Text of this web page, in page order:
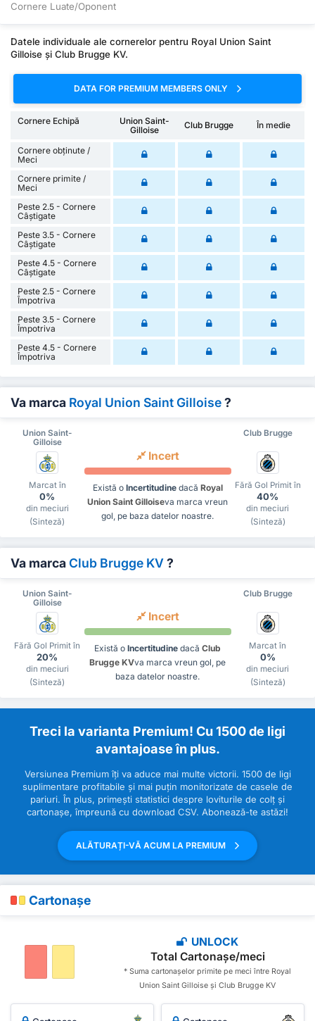
Cornere Luate/Oponent
Datele individuale ale cornerelor pentru Royal Union Saint
Gilloise și Club Brugge KV.
DATA FOR PREMIUM MEMBERS ONLY
Cornere Echipă
Union Saint-
Gilloise
Club Brugge În medie
Cornere obținute /
Meci
Cornere primite /
Meci
Peste 2.5 - Cornere
Câștigate
Peste 3.5 - Cornere
Câștigate
Peste 4.5 - Cornere
Câștigate
Peste 2.5 - Cornere
Împotriva
Peste 3.5 - Cornere
Împotriva
Peste 4.5 - Cornere
Împotriva
Va marca Royal Union Saint Gilloise?
Union Saint-
Gilloise
Club Brugge
Marcat în
0%
din meciuri
(Sinteză)
Incert
Există o Incertitudinedacă Royal
Union Saint Gilloiseva marca vreun
gol, pe baza datelor noastre.
Fără Gol Primit în
40%
din meciuri
(Sinteză)
Va marca Club Brugge KV?
Union Saint-
Gilloise
Club Brugge
Fără Gol Primit în
20%
din meciuri
(Sinteză)
Incert
Există o Incertitudine dacă Club
Brugge KVva marca vreun gol, pe
baza datelor noastre.
Marcat în
0%
din meciuri
(Sinteză)
Treci la varianta Premium! Cu 1500 de ligi
avantajoase în plus.
Versiunea Premium îți va aduce mai multe victorii. 1500 de ligi
suplimentare profitabile și mai puțin monitorizate de casele de
pariuri. În plus, primești statistici despre loviturile de colț și
cartonașe, împreună cu download CSV. Abonează-te astăzi!
ALĂTURAȚI-VĂ ACUM LA PREMIUM
Cartonașe
UNLOCK
Total Cartonașe/meci
* Suma cartonașelor primite pe meci între Royal
Union Saint Gilloise și Club Brugge KV